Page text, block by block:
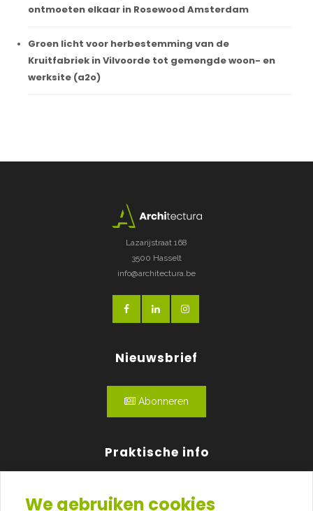
ontmoeten elkaar in Rosewood Amsterdam
Groen licht voor herbestemming van de
Kruitfabriek in Vilvoorde tot gemengde woon- en
werksite (a2o)
Lazarijstraat 168
3500 Hasselt
info@architectura.be
Nieuwsbrief
Abonneren
Praktische info
We gebruiken cookies